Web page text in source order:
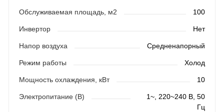
Обслуживаемая площадь, м2 100
Инвертор Нет
Напор воздуха Средненапорный
Режим работы Холод
Мощность охлаждения, кВт 10
Электропитание (В)
1~, 220~240 В, 50
Гц